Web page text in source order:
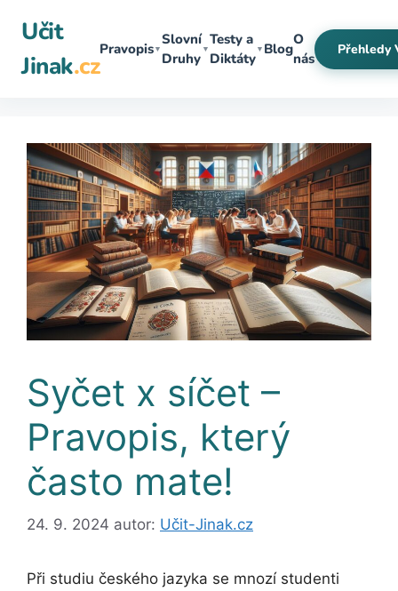
obsah
Učit
Jinak.cz
Pravopis▼
Slovní
Druhy
▼
Testy a
Diktáty
▼ Blog
O
nás
Přehledy
Syčet x síčet –
Pravopis, který
často mate!
24. 9. 2024 autor: Učit-Jinak.cz
Při studiu českého jazyka se mnozí studenti